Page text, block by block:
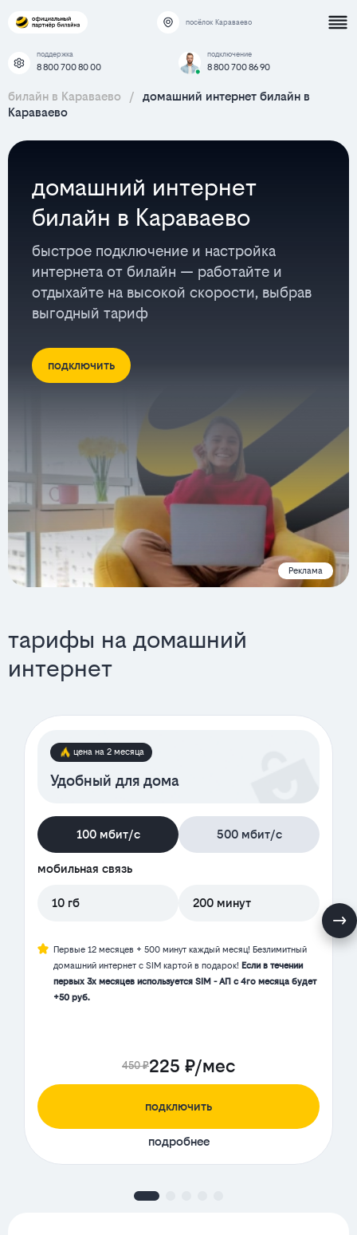
посёлок Караваево
поддержка
8 800 700 80 00
подключение
8 800 700 86 90
билайн в Караваево /
домашний интернет билайн в
Караваево
домашний интернет
билайн в Караваево
быстрое подключение и настройка
интернета от билайн — работайте и
отдыхайте на высокой скорости, выбрав
выгодный тариф
подключить
Реклама
тарифы на домашний
интернет
цена на 2 месяца
Удобный для дома
100 мбит/с 500 мбит/с
мобильная связь
10 гб 200 минут
Первые 12 месяцев + 500 минут каждый месяц! Безлимитный
домашний интернет с SIM картой в подарок! Если в течении
первых 3х месяцев используется SIM - АП с 4го месяца будет
+50 руб.
450 ₽225 ₽/мес
подключить
подробнее